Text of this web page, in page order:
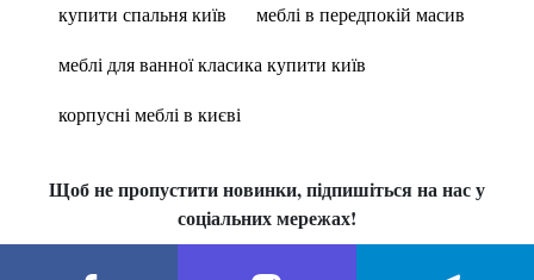
купити спальня київ
меблі в передпокій масив
меблі для ванної класика купити київ
корпусні меблі в києві
Щоб не пропустити новинки, підпишіться на нас у
соціальних мережах!